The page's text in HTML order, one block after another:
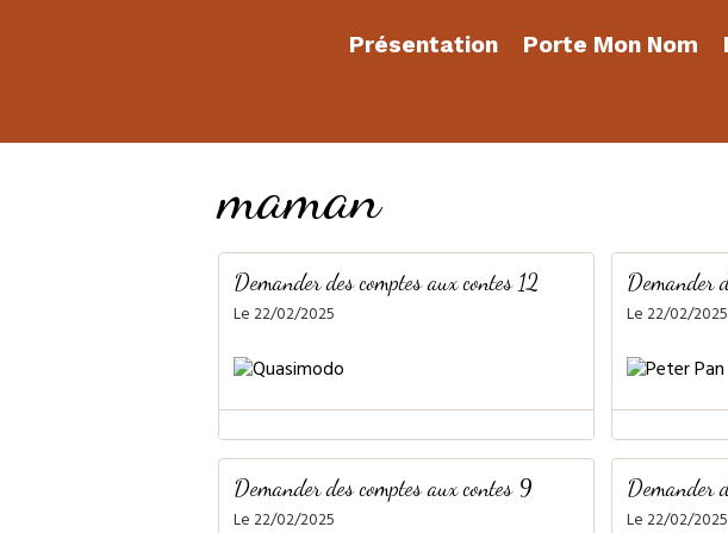
Présentation Porte Mon Nom
maman
Demander des comptes aux contes 12
Le 22/02/2025
Demander
Le 22/02/2025
Demander des comptes aux contes 9
Le 22/02/2025
Demander
Le 22/02/2025